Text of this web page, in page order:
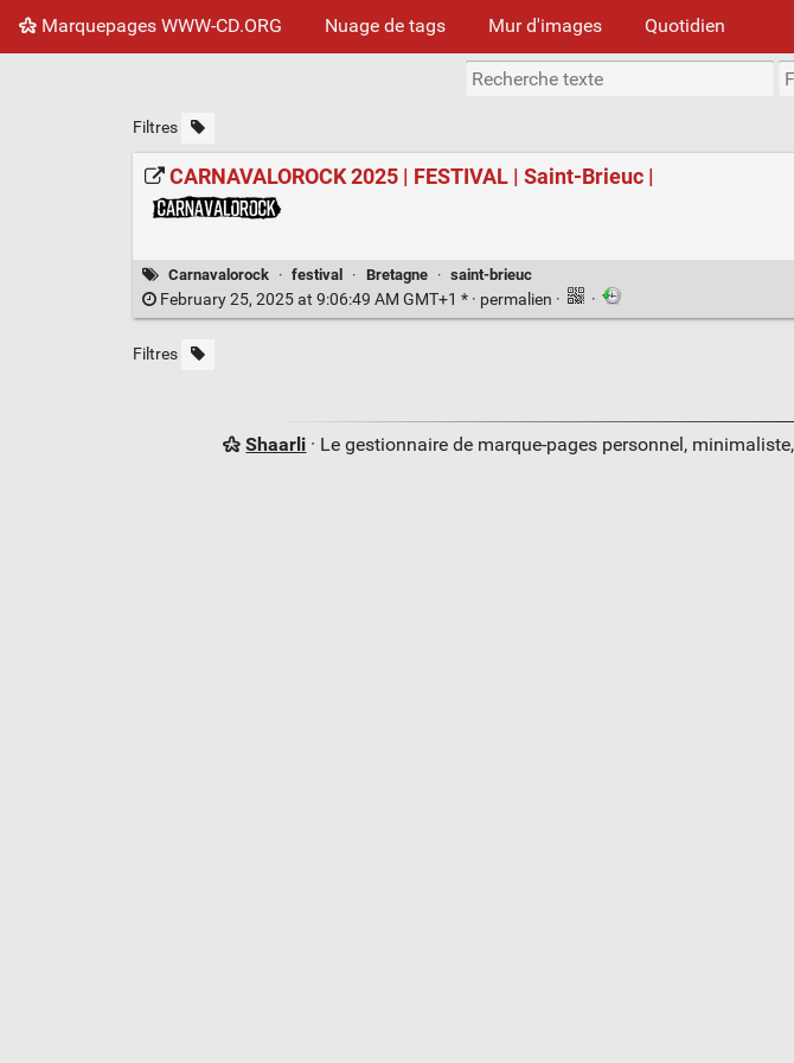
Marquepages WWW-CD.ORG Nuage de tags Mur d'images Quotidien
Filtres
CARNAVALOROCK 2025 | FESTIVAL | Saint-Brieuc |
Carnavalorock · festival · Bretagne · saint-brieuc
February 25, 2025 at 9:06:49 AM GMT+1 * · permalien · ·
Filtres
Shaarli · Le gestionnaire de marque-pages personnel,